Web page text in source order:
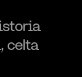
celta